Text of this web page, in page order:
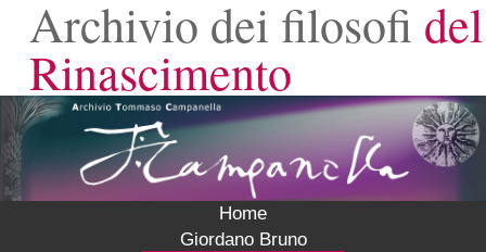
Archivio dei filosofi del
Rinascimento
Home
Giordano Bruno